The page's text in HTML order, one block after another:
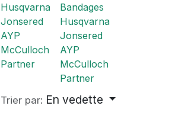
Husqvarna
Jonsered
AYP
McCulloch
Partner
Bandages
Husqvarna
Jonsered
AYP
McCulloch
Partner
Trier par: En vedette